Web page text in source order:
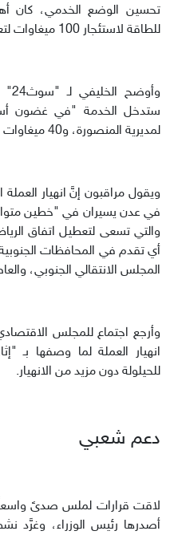
تحسين الوضع الخدمي، كان
للطاقة لاستئجار 100 ميغاوات لتعزيز الكهرباء في عدن.
لمديرية المنصورة، و40 ميغاوات لكهرباء مديرية خور مكسر".
ويقول مراقبون إنَّ انهيار
في عدن يسيران في "خطين
والتي تسعى لتعطيل اتفاق
أي تقدم في المحافظات
المجلس الانتقالي الجنوبي،
وأرجع اجتماع للمجلس
انهيار العملة لما وصفها بـ
للحيلولة دون مزيد من الانهيار.
دعم شعبي
لاقت قرارات لملس صدىً
أصدرها رئيس الوزراء، وغرَّد